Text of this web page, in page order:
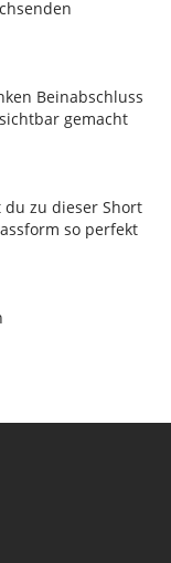
Beinabschluss
gemacht
zu dieser Short
so perfekt